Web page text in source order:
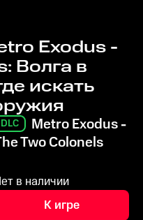
Exodus -
Волга в
искать
DLC
Metro Exodus -
Two Colonels
в наличии
К игре